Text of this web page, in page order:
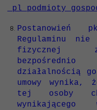
Postanowień
Regulaminu
fizycznej
działalnością
umowy
tej osoby